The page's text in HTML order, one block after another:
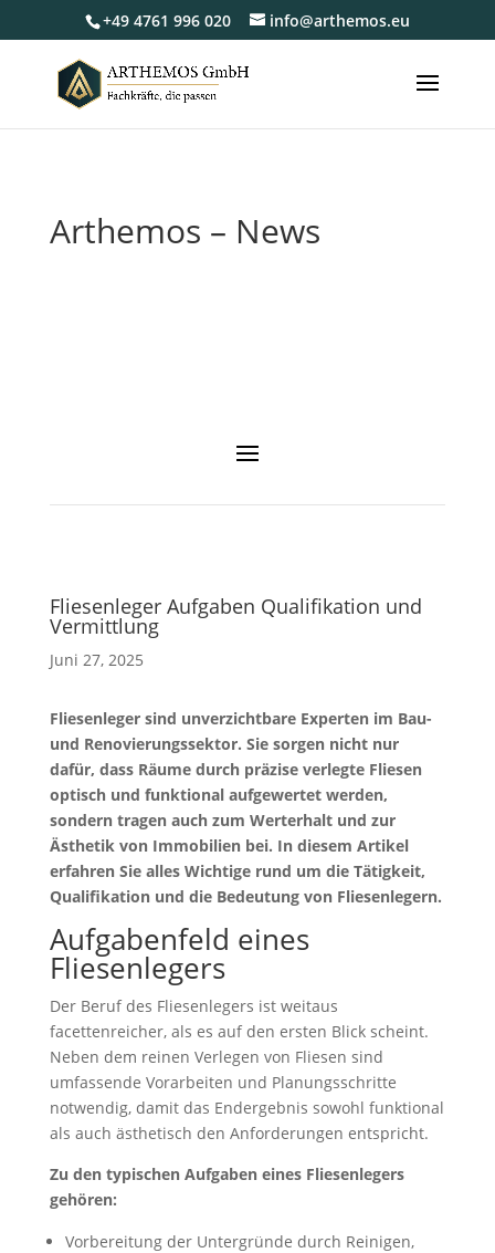
+49 4761 996 020 info@arthemos.eu
Arthemos – News
Fliesenleger Aufgaben Qualifikation und
Vermittlung
Juni 27, 2025
Fliesenleger sind unverzichtbare Experten im Bau-
und Renovierungssektor. Sie sorgen nicht nur
dafür, dass Räume durch präzise verlegte Fliesen
optisch und funktional aufgewertet werden,
sondern tragen auch zum Werterhalt und zur
Ästhetik von Immobilien bei. In diesem Artikel
erfahren Sie alles Wichtige rund um die Tätigkeit,
Qualifikation und die Bedeutung von Fliesenlegern.
Aufgabenfeld eines
Fliesenlegers
Der Beruf des Fliesenlegers ist weitaus
facettenreicher, als es auf den ersten Blick scheint.
Neben dem reinen Verlegen von Fliesen sind
umfassende Vorarbeiten und Planungsschritte
notwendig, damit das Endergebnis sowohl funktional
als auch ästhetisch den Anforderungen entspricht.
Zu den typischen Aufgaben eines Fliesenlegers
gehören:
Vorbereitung der Untergründe durch Reinigen,